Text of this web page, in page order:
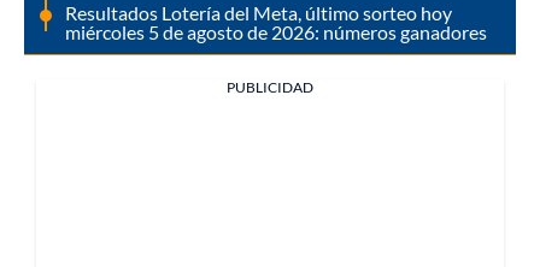
Resultados Lotería del Meta, último sorteo hoy
miércoles 5 de agosto de 2026: números ganadores
PUBLICIDAD